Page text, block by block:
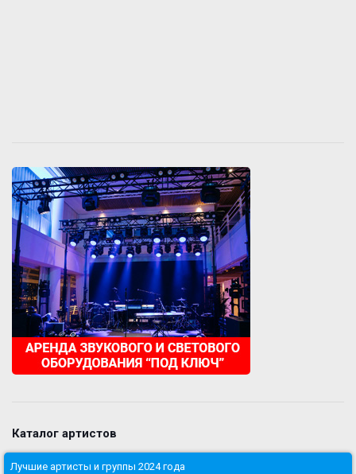
Каталог артистов
Лучшие артисты и группы 2024 года